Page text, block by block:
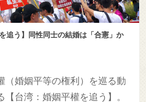
追う】同性同士の結婚は「合憲」か
（婚姻平等の権利）を巡る動
【台湾：婚姻平權を追う】。